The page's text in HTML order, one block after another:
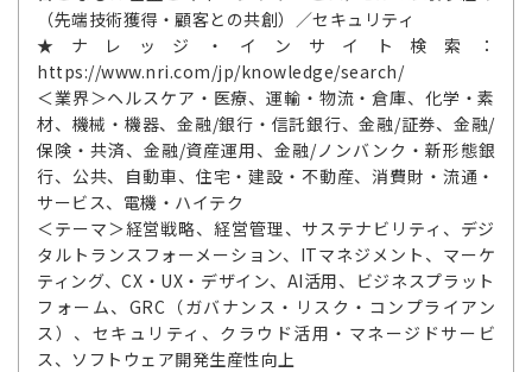
（先端技術獲得・顧客との共創）／セキュリティ
★ナレッジ・インサイト検索：
https://www.nri.com/jp/knowledge/search/
＜業界＞ヘルスケア・医療、運輸・物流・倉庫、化学・素
材、機械・機器、金融/銀行・信託銀行、金融/証券、金融/
保険・共済、金融/資産運用、金融/ノンバンク・新形態銀
行、公共、自動車、住宅・建設・不動産、消費財・流通・
サービス、電機・ハイテク
＜テーマ＞経営戦略、経営管理、サステナビリティ、デジ
タルトランスフォーメーション、ITマネジメント、マーケ
ティング、CX・UX・デザイン、AI活用、ビジネスプラット
フォーム、GRC（ガバナンス・リスク・コンプライアン
ス）、セキュリティ、クラウド活用・マネージドサービ
ス、ソフトウェア開発生産性向上